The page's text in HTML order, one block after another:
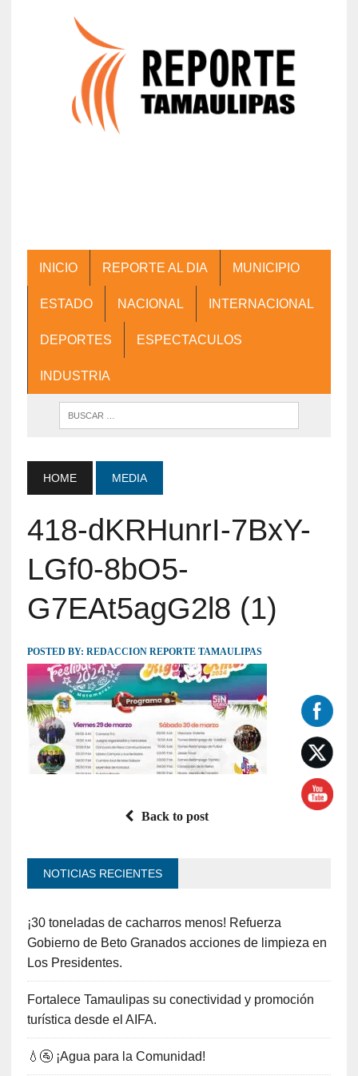
INICIO REPORTE AL DIA MUNICIPIO
ESTADO NACIONAL INTERNACIONAL
DEPORTES ESPECTACULOS
INDUSTRIA
HOME MEDIA
418-dKRHunrI-7BxY-
LGf0-8bO5-
G7EAt5agG2l8 (1)
POSTED BY: REDACCION REPORTE TAMAULIPAS
Back to post
NOTICIAS RECIENTES
¡30 toneladas de cacharros menos! Refuerza
Gobierno de Beto Granados acciones de limpieza en
Los Presidentes.
Fortalece Tamaulipas su conectividad y promoción
turística desde el AIFA.
💧🚰 ¡Agua para la Comunidad!